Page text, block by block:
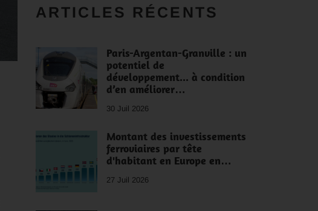
ARTICLES RÉCENTS
Paris-Argentan-Granville : un
potentiel de
développement... à condition
d’en améliorer…
30 Juil 2026
Montant des investissements
ferroviaires par tête
d'habitant en Europe en…
27 Juil 2026